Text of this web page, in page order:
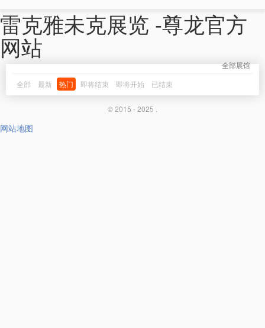
雷克雅未克展览 -尊龙官方
网站
全部 最新 热门 即将结束 即将开始 已结束
全部展馆
© 2015 - 2025 .
网站地图